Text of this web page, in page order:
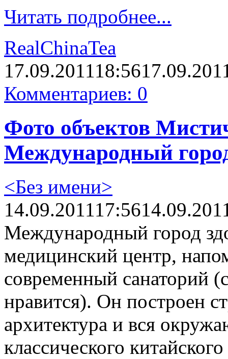
Читать подробнее...
RealChinaTea
17.09.201118:56
Комментариев: 0
Фото объектов
Международный
<Без имени>
14.09.201117:56
Международный город
медицинский центр,
современный санаторий
нравится). Он построен
архитектура и вся
классического